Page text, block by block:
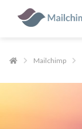
Mailchimp
policy